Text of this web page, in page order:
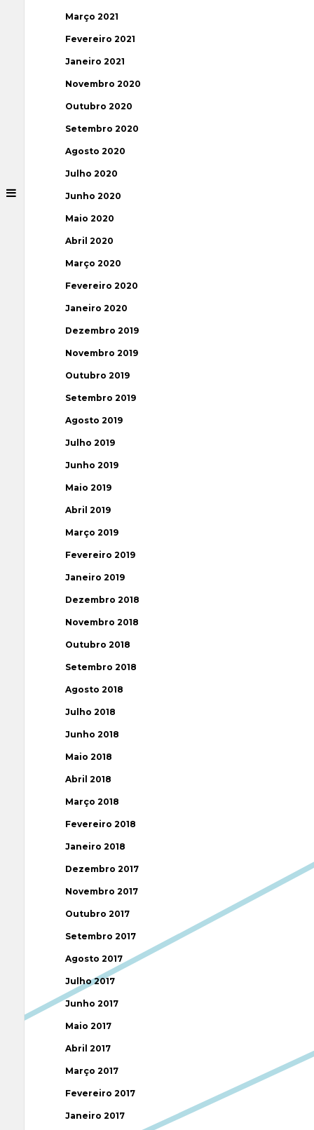
Março 2021
Fevereiro 2021
Janeiro 2021
Novembro 2020
Outubro 2020
Setembro 2020
Agosto 2020
Julho 2020
Junho 2020
Maio 2020
Abril 2020
Março 2020
Fevereiro 2020
Janeiro 2020
Dezembro 2019
Novembro 2019
Outubro 2019
Setembro 2019
Agosto 2019
Julho 2019
Junho 2019
Maio 2019
Abril 2019
Março 2019
Fevereiro 2019
Janeiro 2019
Dezembro 2018
Novembro 2018
Outubro 2018
Setembro 2018
Agosto 2018
Julho 2018
Junho 2018
Maio 2018
Abril 2018
Março 2018
Fevereiro 2018
Janeiro 2018
Dezembro 2017
Novembro 2017
Outubro 2017
Setembro 2017
Agosto 2017
Julho 2017
Junho 2017
Maio 2017
Abril 2017
Março 2017
Fevereiro 2017
Janeiro 2017